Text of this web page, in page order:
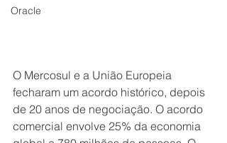
Oracle
O Mercosul e a União Europeia
fecharam um acordo histórico, depois
de 20 anos de negociação. O acordo
comercial envolve 25% da economia